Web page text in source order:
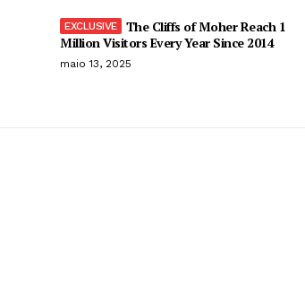
The Cliffs of Moher Reach 1
Million Visitors Every Year Since 2014
maio 13, 2025